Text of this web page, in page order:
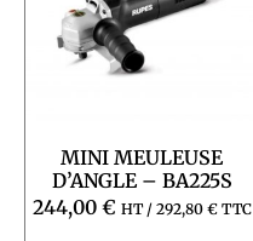
MINI MEULEUSE
D’ANGLE – BA225S
244,00 € HT / 292,80 €TTC